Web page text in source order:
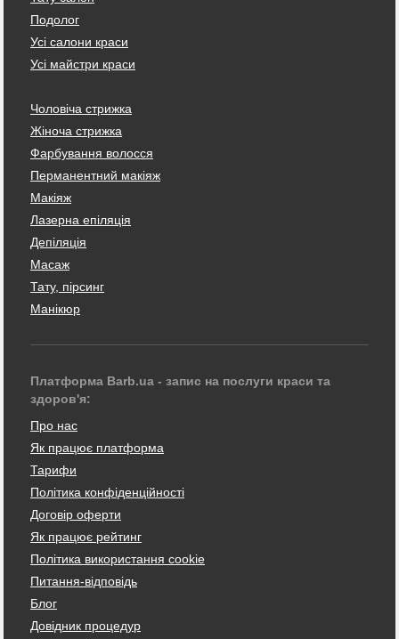
Подолог
Усі салони краси
Усі майстри краси
Чоловіча стрижка
Жіноча стрижка
Фарбування волосся
Перманентний макіяж
Макіяж
Лазерна епіляція
Депіляція
Масаж
Тату, пірсинг
Манікюр
Платформа Barb.ua - запис на послуги краси та
здоров'я:
Про нас
Як працює платформа
Тарифи
Політика конфіденційності
Договір оферти
Як працює рейтинг
Політика використання cookie
Питання-відповідь
Блог
Довідник процедур